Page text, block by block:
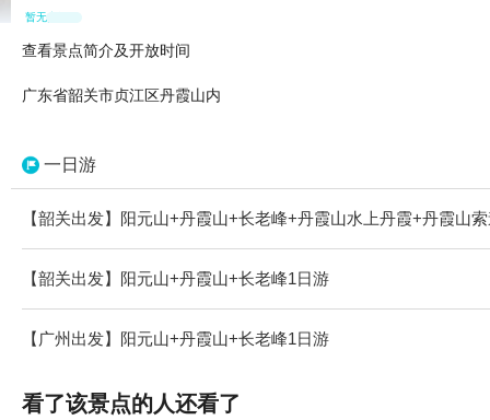
暂无点评
查看景点简介及开放时间
广东省韶关市贞江区丹霞山内
一日游
【韶关出发】阳元山+丹霞山+长老峰+丹霞山水上丹霞+丹霞山
【韶关出发】阳元山+丹霞山+长老峰1日游
【广州出发】阳元山+丹霞山+长老峰1日游
看了该景点的人还看了